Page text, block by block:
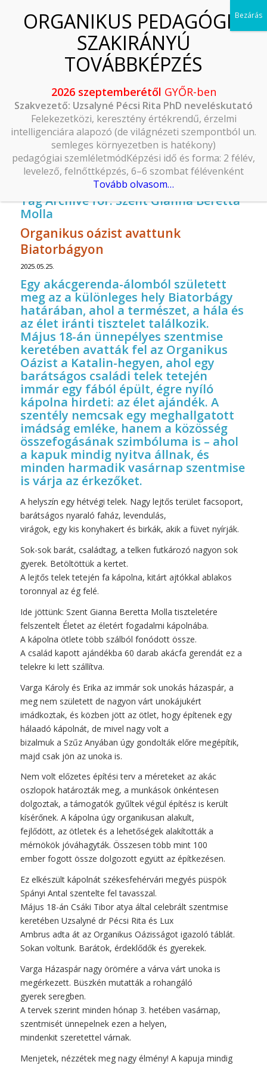
Tag Archive for:Szent Gianna Beretta
Molla
Organikus oázist avattunk
Biatorbágyon
2025.05.25.
Egy akácgerenda-álomból született
meg az a különleges hely Biatorbágy
határában, ahol a természet, a hála és
az élet iránti tisztelet találkozik.
Május 18-án ünnepélyes szentmise
keretében avatták fel az Organikus
Oázist a Katalin-hegyen, ahol egy
barátságos családi telek tetején
immár egy fából épült, égre nyíló
kápolna hirdeti: az élet ajándék. A
szentély nemcsak egy meghallgatott
imádság emléke, hanem a közösség
összefogásának szimbóluma is – ahol
a kapuk mindig nyitva állnak, és
minden harmadik vasárnap szentmise
is várja az érkezőket.
A helyszín egy hétvégi telek. Nagy lejtős terület facsoport,
barátságos nyaraló faház, levendulás,
virágok, egy kis konyhakert és birkák, akik a füvet nyírják.
Sok-sok barát, családtag, a telken futkározó nagyon sok
gyerek. Betöltöttük a kertet.
A lejtős telek tetején fa kápolna, kitárt ajtókkal ablakos
toronnyal az ég felé.
Ide jöttünk: Szent Gianna Beretta Molla tiszteletére
felszentelt Életet az életért fogadalmi kápolnába.
A kápolna ötlete több szálból fonódott össze.
A család kapott ajándékba 60 darab akácfa gerendát ez a
telekre ki lett szállítva.
Varga Károly és Erika az immár sok unokás házaspár, a
meg nem született de nagyon várt unokájukért
imádkoztak, és közben jött az ötlet, hogy építenek egy
hálaadó kápolnát, de mivel nagy volt a
bizalmuk a Szűz Anyában úgy gondolták előre megépítik,
majd csak jön az unoka is.
Nem volt előzetes építési terv a méreteket az akác
oszlopok határozták meg, a munkások önkéntesen
dolgoztak, a támogatók gyűltek végül építész is került
kísérőnek. A kápolna úgy organikusan alakult,
fejlődött, az ötletek és a lehetőségek alakították a
mérnökök jóváhagyták. Összesen több mint 100
ember fogott össze dolgozott együtt az építkezésen.
Ez elkészült kápolnát székesfehérvári megyés püspök
Spányi Antal szentelte fel tavasszal.
Május 18-án Csáki Tibor atya által celebrált szentmise
keretében Uzsalyné dr Pécsi Rita és Lux
Ambrus adta át az Organikus Oázisságot igazoló táblát.
Sokan voltunk. Barátok, érdeklődők és gyerekek.
Varga Házaspár nagy örömére a várva várt unoka is
megérkezett. Büszkén mutatták a rohangáló
gyerek seregben.
A tervek szerint minden hónap 3. hetében vasárnap,
szentmisét ünnepelnek ezen a helyen,
mindenkit szeretettel várnak.
Menjetek, nézzétek meg nagy élmény! A kapuja mindig
2026 szeptemberétől GYŐR-ben
Szakvezető: Uzsalyné Pécsi Rita PhD neveléskutató
Felekezetközi, keresztény értékrendű, érzelmi
intelligenciára alapozó (de világnézeti szempontból un.
semleges környezetben is hatékony)
pedagógiai szemléletmódKépzési idő és forma: 2 félév,
levelező, felnőttképzés, 6–6 szombat félévenként
Tovább olvasom…